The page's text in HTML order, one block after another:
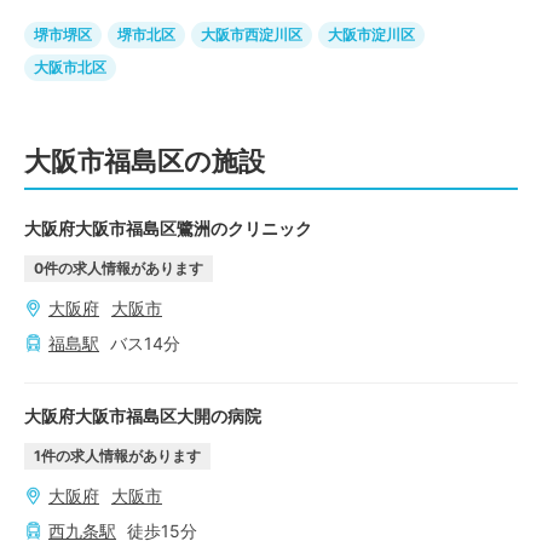
堺市堺区 堺市北区 大阪市西淀川区
大阪市淀川区
大阪市北区
大阪市福島区の施設
大阪府大阪市福島区鷺洲のクリニック
0件の求人情報があります
大阪府
大阪市
福島駅 バス14分
大阪府大阪市福島区大開の病院
1件の求人情報があります
大阪府
大阪市
西九条駅 徒歩15分